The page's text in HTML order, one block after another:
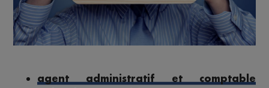
agent administratif et comptable